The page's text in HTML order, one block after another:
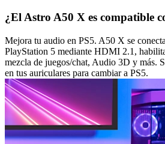
¿El Astro A50 X es compatible
Mejora tu audio en PS5. A50 X se
PlayStation 5 mediante HDMI 2.1,
mezcla de juegos/chat, Audio 3D y más.
en tus auriculares para cambiar a PS5.